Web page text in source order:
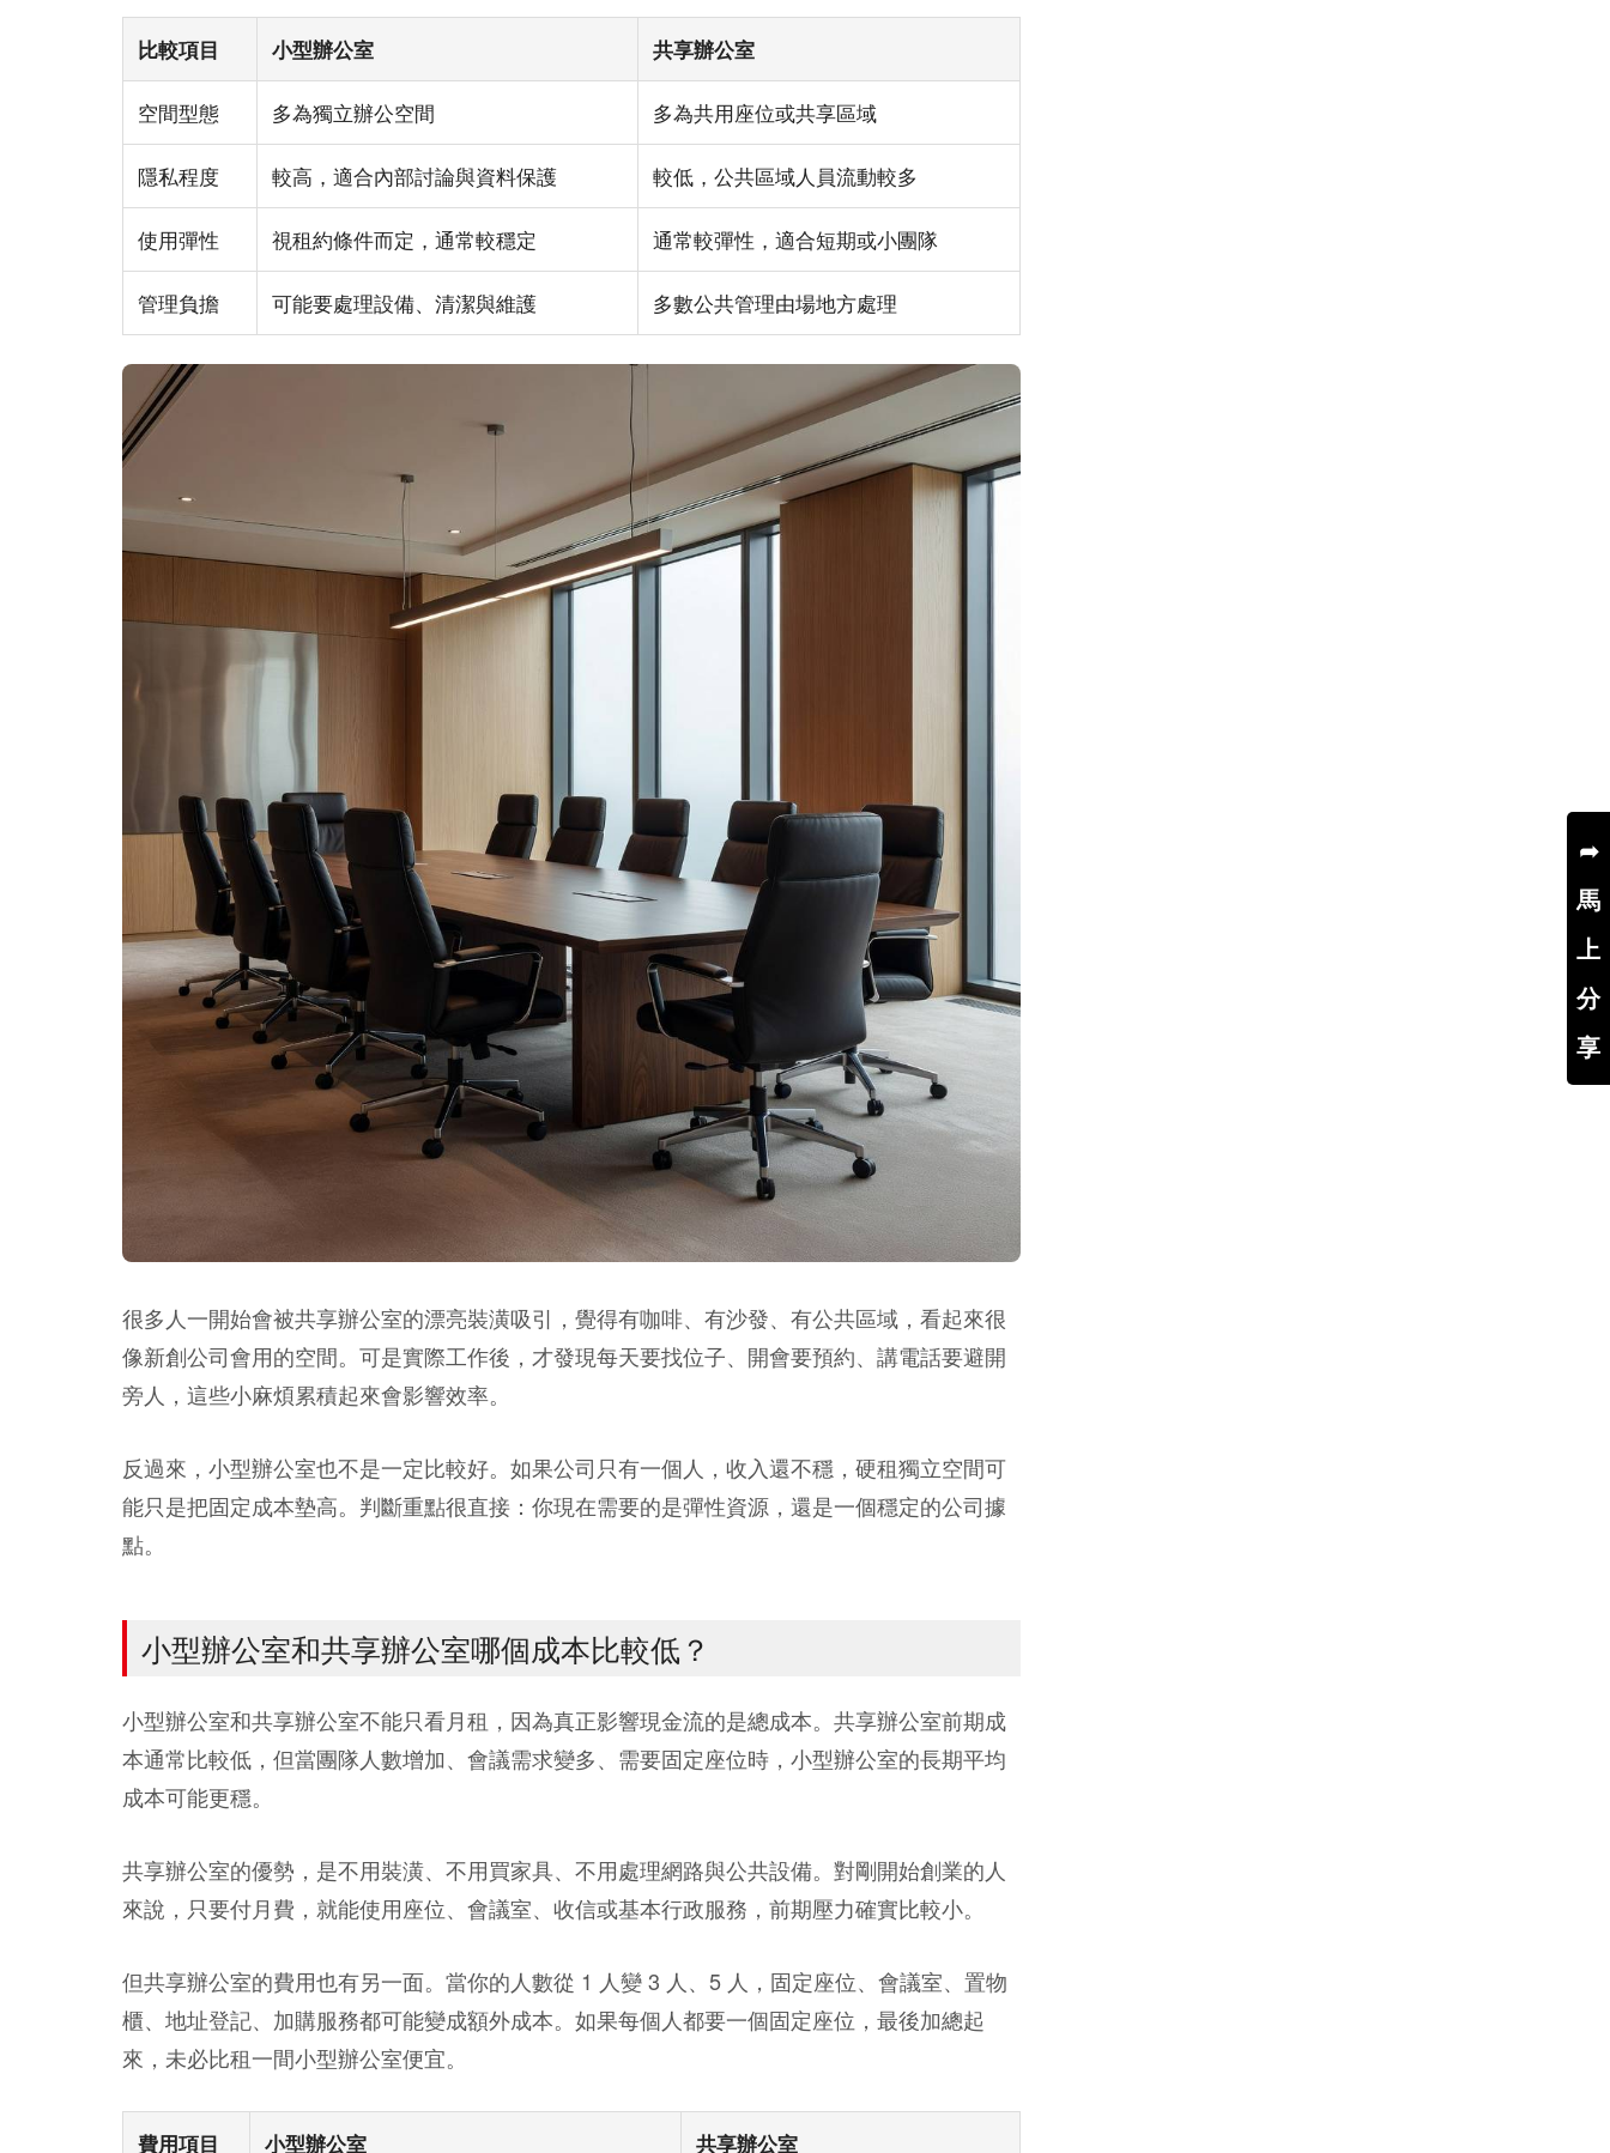
比較項目 小型辦公室 共享辦公室
空間型態 多為獨立辦公空間 多為共用座位或共享區域
隱私程度 較高，適合內部討論與資料保護 較低，公共區域人員流動較多
使用彈性 視租約條件而定，通常較穩定 通常較彈性，適合短期或小團隊
管理負擔 可能要處理設備、清潔與維護 多數公共管理由場地方處理
很多人一開始會被共享辦公室的漂亮裝潢吸引，覺得有咖啡、有沙發、有公共區域，看起來很
像新創公司會用的空間。可是實際工作後，才發現每天要找位子、開會要預約、講電話要避開
旁人，這些小麻煩累積起來會影響效率。
反過來，小型辦公室也不是一定比較好。如果公司只有一個人，收入還不穩，硬租獨立空間可
能只是把固定成本墊高。判斷重點很直接：你現在需要的是彈性資源，還是一個穩定的公司據
點。
小型辦公室和共享辦公室哪個成本比較低？
小型辦公室和共享辦公室不能只看月租，因為真正影響現金流的是總成本。共享辦公室前期成
本通常比較低，但當團隊人數增加、會議需求變多、需要固定座位時，小型辦公室的長期平均
成本可能更穩。
共享辦公室的優勢，是不用裝潢、不用買家具、不用處理網路與公共設備。對剛開始創業的人
來說，只要付月費，就能使用座位、會議室、收信或基本行政服務，前期壓力確實比較小。
但共享辦公室的費用也有另一面。當你的人數從 1 人變 3 人、5 人，固定座位、會議室、置物
櫃、地址登記、加購服務都可能變成額外成本。如果每個人都要一個固定座位，最後加總起
來，未必比租一間小型辦公室便宜。
費用項目 小型辦公室 共享辦公室
➦
馬
上
分
享